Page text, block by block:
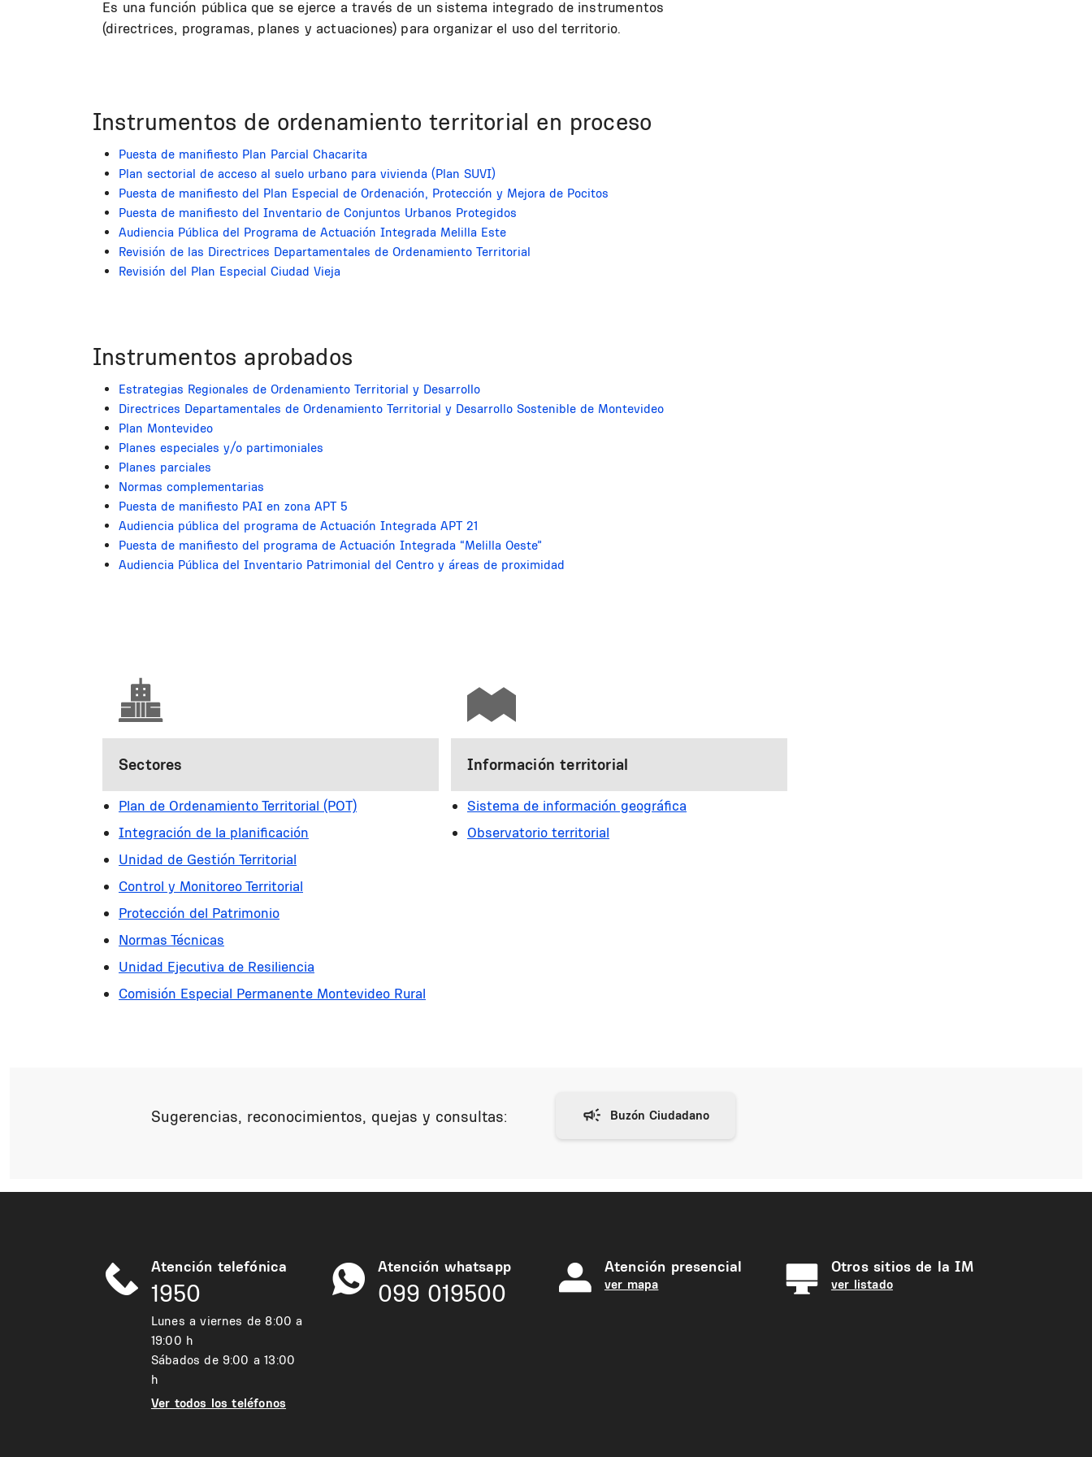
Es una función pública que se ejerce a través de un sistema integrado de instrumentos
(directrices, programas, planes y actuaciones) para organizar el uso del territorio.
Instrumentos de ordenamiento territorial en proceso
Puesta de manifiesto Plan Parcial Chacarita
Plan sectorial de acceso al suelo urbano para vivienda (Plan SUVI)
Puesta de manifiesto del Plan Especial de Ordenación, Protección y Mejora de Pocitos
Puesta de manifiesto del Inventario de Conjuntos Urbanos Protegidos
Audiencia Pública del Programa de Actuación Integrada Melilla Este
Revisión de las Directrices Departamentales de Ordenamiento Territorial
Revisión del Plan Especial Ciudad Vieja
Instrumentos aprobados
Estrategias Regionales de Ordenamiento Territorial y Desarrollo
Directrices Departamentales de Ordenamiento Territorial y Desarrollo Sostenible de Montevideo
Plan Montevideo
Planes especiales y/o partimoniales
Planes parciales
Normas complementarias
Puesta de manifiesto PAI en zona APT 5
Audiencia pública del programa de Actuación Integrada APT 21
Puesta de manifiesto del programa de Actuación Integrada “Melilla Oeste”
Audiencia Pública del Inventario Patrimonial del Centro y áreas de proximidad
Sectores
Plan de Ordenamiento Territorial (POT)
Integración de la planificación
Unidad de Gestión Territorial
Control y Monitoreo Territorial
Protección del Patrimonio
Normas Técnicas
Unidad Ejecutiva de Resiliencia
Comisión Especial Permanente Montevideo Rural
Información territorial
Sistema de información geográfica
Observatorio territorial
Sugerencias, reconocimientos, quejas y consultas:
Atención telefónica
1950
Lunes a viernes de 8:00 a
19:00 h
Sábados de 9:00 a 13:00
h
Ver todos los teléfonos
Atención whatsapp
099 019500
Atención presencial
ver mapa
Otros sitios de la IM
ver listado